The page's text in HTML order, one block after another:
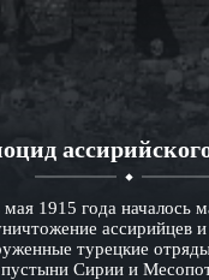
1915 года началось
ассирийцев
турецкие
пустыни Сирии и